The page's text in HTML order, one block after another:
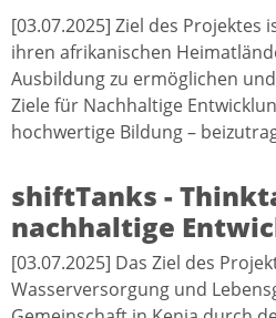
[03.07.2025] Ziel des Projektes
ihren afrikanischen
Ausbildung zu ermöglichen
Ziele für Nachhaltige
hochwertige Bildung –
shiftTanks -
nachhaltige
[03.07.2025] Das Ziel des
Wasserversorgung und